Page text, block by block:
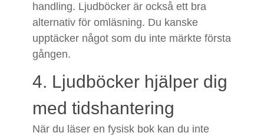
handling. Ljudböcker är också ett bra
alternativ för omläsning. Du kanske
upptäcker något som du inte märkte första
gången.
4. Ljudböcker hjälper dig
med tidshantering
När du läser en fysisk bok kan du inte